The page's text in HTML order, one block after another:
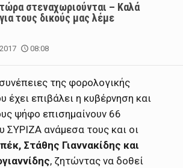
στεναχωριούνται – Καλά
τους δικούς μας λέμε
08:08
της φορολογικής
έχει επιβάλει η κυβέρνηση και
ψήφο επισημαίνουν 66
ΣΥΡΙΖΑ ανάμεσα τους και οι
Στάθης Γιαννακίδης και
, ζητώντας να δοθεί